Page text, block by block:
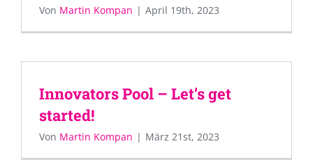
Von Martin Kompan | April 19th, 2023
Innovators Pool – Let’s get
started!
Von Martin Kompan | März 21st, 2023